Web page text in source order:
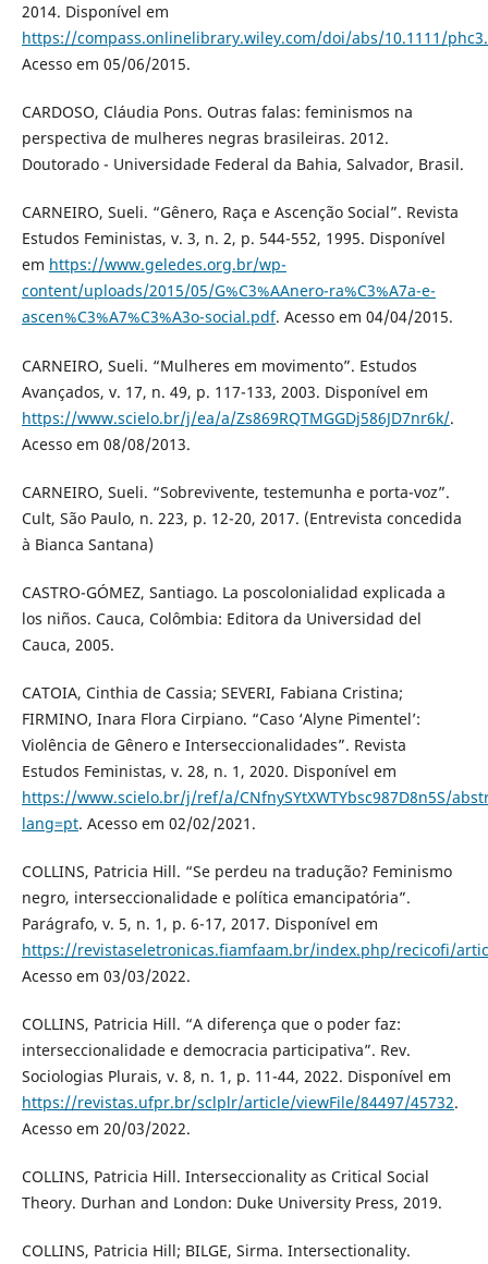
2014. Disponível em
https://compass.onlinelibrary.wiley.com/doi/abs/10.1111/
Acesso em 05/06/2015.
CARDOSO, Cláudia Pons. Outras falas: feminismos na
perspectiva de mulheres negras brasileiras. 2012.
Doutorado - Universidade Federal da Bahia, Salvador, Brasil.
CARNEIRO, Sueli. “Gênero, Raça e Ascenção Social”. Revista
Estudos Feministas, v. 3, n. 2, p. 544-552, 1995. Disponível
em https://www.geledes.org.br/wp-
content/uploads/2015/05/G%C3%AAnero-ra%C3%A7a-e-
ascen%C3%A7%C3%A3o-social.pdf. Acesso em 04/04/2015.
CARNEIRO, Sueli. “Mulheres em movimento”. Estudos
Avançados, v. 17, n. 49, p. 117-133, 2003. Disponível em
https://www.scielo.br/j/ea/a/Zs869RQTMGGDj586JD7nr6k/.
Acesso em 08/08/2013.
CARNEIRO, Sueli. “Sobrevivente, testemunha e porta-voz”.
Cult, São Paulo, n. 223, p. 12-20, 2017. (Entrevista concedida
à Bianca Santana)
CASTRO-GÓMEZ, Santiago. La poscolonialidad explicada a
los niños. Cauca, Colômbia: Editora da Universidad del
Cauca, 2005.
CATOIA, Cinthia de Cassia; SEVERI, Fabiana Cristina;
FIRMINO, Inara Flora Cirpiano. “Caso ‘Alyne Pimentel’:
Violência de Gênero e Interseccionalidades”. Revista
Estudos Feministas, v. 28, n. 1, 2020. Disponível em
https://www.scielo.br/j/ref/a/CNfnySYtXWTYbsc987D8n5S/
lang=pt. Acesso em 02/02/2021.
COLLINS, Patricia Hill. “Se perdeu na tradução? Feminismo
negro, interseccionalidade e política emancipatória”.
Parágrafo, v. 5, n. 1, p. 6-17, 2017. Disponível em
https://revistaseletronicas.fiamfaam.br/index.php/recicofi/
Acesso em 03/03/2022.
COLLINS, Patricia Hill. “A diferença que o poder faz:
interseccionalidade e democracia participativa”. Rev.
Sociologias Plurais, v. 8, n. 1, p. 11-44, 2022. Disponível em
https://revistas.ufpr.br/sclplr/article/viewFile/84497/45732.
Acesso em 20/03/2022.
COLLINS, Patricia Hill. Interseccionality as Critical Social
Theory. Durhan and London: Duke University Press, 2019.
COLLINS, Patricia Hill; BILGE, Sirma. Intersectionality.